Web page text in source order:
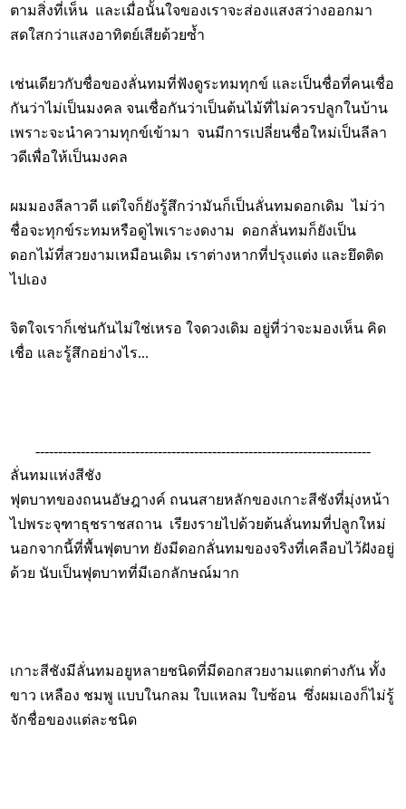
ตามสิ่งที่เห็น และเมื่อนั้นใจของเราจะส่องแสงสว่างออกมา
สดใสกว่าแสงอาทิตย์เสียด้วยซ้ำ
เช่นเดียวกับชื่อของลั่นทมที่ฟังดูระทมทุกข์ และเป็นชื่อที่คนเชื่อ
กันว่าไม่เป็นมงคล จนเชื่อกันว่าเป็นต้นไม้ที่ไม่ควรปลูกในบ้าน
เพราะจะนำความทุกข์เข้ามา จนมีการเปลี่ยนชื่อใหม่เป็นลีลา
วดีเพื่อให้เป็นมงคล
ผมมองลีลาวดี แต่ใจก็ยังรู้สึกว่ามันก็เป็นลั่นทมดอกเดิม ไม่ว่า
ชื่อจะทุกข์ระทมหรือดูไพเราะงดงาม ดอกลั่นทมก็ยังเป็น
ดอกไม้ที่สวยงามเหมือนเดิม เราต่างหากที่ปรุงแต่ง และยึดติด
ไปเอง
จิตใจเราก็เช่นกันไม่ใช่เหรอ ใจดวงเดิม อยู่ที่ว่าจะมองเห็น คิด
เชื่อ และรู้สึกอย่างไร...
--------------------------------------------------------------------------
ลั่นทมแห่งสีชัง
ฟุตบาทของถนนอัษฎางค์ ถนนสายหลักของเกาะสีชังที่มุ่งหน้า
ไปพระจุฑาธุชราชสถาน เรียงรายไปด้วยต้นลั่นทมที่ปลูกใหม่
นอกจากนี้ที่พื้นฟุตบาท ยังมีดอกลั่นทมของจริงที่เคลือบไว้ฝังอยู่
ด้วย นับเป็นฟุตบาทที่มีเอกลักษณ์มาก
เกาะสีชังมีลั่นทมอยูหลายชนิดที่มีดอกสวยงามแตกต่างกัน ทั้ง
ขาว เหลือง ชมพู แบบในกลม ใบแหลม ใบซ้อน ซึ่งผมเองก็ไม่รู้
จักชื่อของแต่ละชนิด